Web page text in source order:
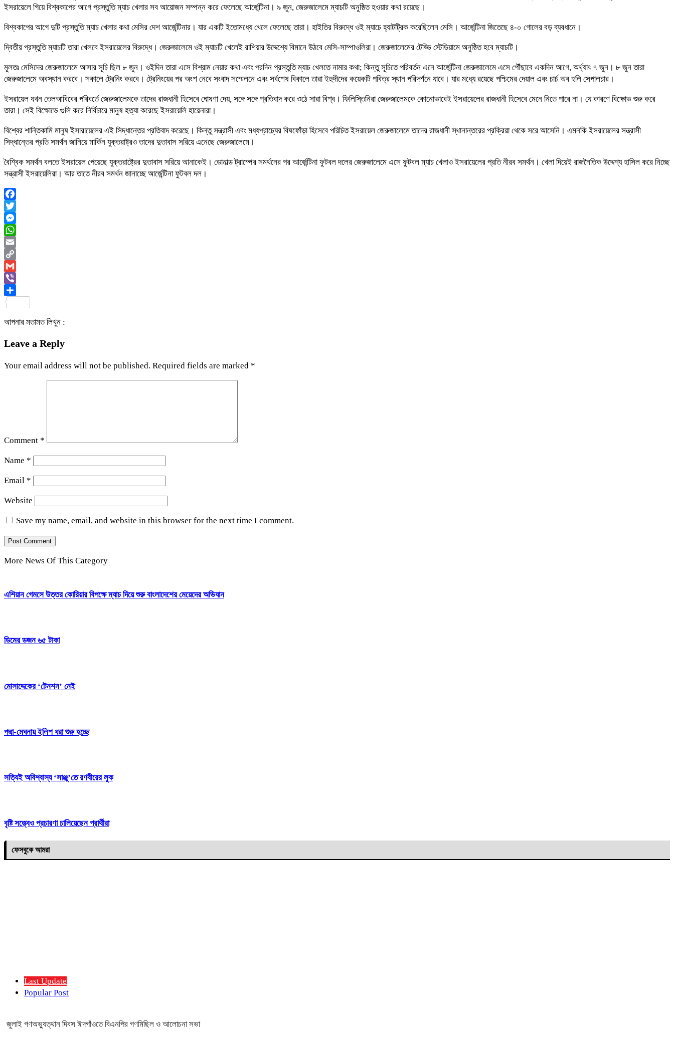
ইসরায়েলে গিয়ে বিশ্বকাপের আগে প্রস্তুতি ম্যাচ খেলার সব আয়োজন সম্পন্ন করে ফেলেছে আর্জেন্টিনা। ৯ জুন, জেরুজালেমে ম্যাচটি অনুষ্ঠিত হওয়ার কথা রয়েছে।
বিশ্বকাপের আগে দুটি প্রস্তুতি ম্যাচ খেলার কথা মেসির দেশ আর্জেন্টিনার। যার একটি ইতোমধ্যে খেলে ফেলেছে তারা। হাইতির বিরুদ্ধে ওই ম্যাচে হ্যাটট্রিক করেছিলেন মেসি। আর্জেন্টিনা জিতেছে ৪-০ গোলের বড় ব্যবধানে।
দ্বিতীয় প্রস্তুতি ম্যাচটি তারা খেলবে ইসরায়েলের বিরুদ্ধে। জেরুজালেমে ওই ম্যাচটি খেলেই রাশিয়ার উদ্দেশ্যে বিমানে উঠবে মেসি-সাম্পাওলিরা। জেরুজালেমের টেড্ডি স্টেডিয়ামে অনুষ্ঠিত হবে ম্যাচটি।
মূলতঃ মেসিদের জেরুজালেমে আসার সূচি ছিল ৮ জুন। ওইদিন তারা এসে বিশ্রাম নেয়ার কথা এবং পরদিন প্রস্তুতি ম্যাচ খেলতে নামার কথা; কিন্তু সূচিতে পরিবর্তন এনে আর্জেন্টিনা জেরুজালেমে এসে পৌঁছাবে একদিন আগে, অর্থ্যাৎ ৭ জুন। ৮ জুন তারা
জেরুজালেমে অবস্থান করবে। সকালে ট্রেনিং করবে। ট্রেনিংয়ের পর অংশ নেবে সংবাদ সম্মেলনে এবং সর্বশেষ বিকালে তারা ইহুদীদের কয়েকটি পবিত্র স্থান পরিদর্শনে যাবে। যার মধ্যে রয়েছে পশ্চিমের দেয়াল এবং চার্চ অব হলি সেপালচার।
ইসরায়েল যখন তেলআবিবের পরিবর্তে জেরুজালেমকে তাদের রাজধানী হিসেবে ঘোষণা দেয়, সঙ্গে সঙ্গে প্রতিবাদ করে ওঠে সারা বিশ্ব। ফিলিস্তিনিরা জেরুজালেমকে কোনোভাবেই ইসরায়েলের রাজধানী হিসেবে মেনে নিতে পারে না। যে কারণে বিক্ষোভ শুরু করে
তারা। সেই বিক্ষোভে গুলি করে নির্বিচারে মানুষ হত্যা করেছে ইসরায়েলি হায়েনারা।
বিশ্বের শান্তিকামি মানুষ ইসারায়েলের এই সিদ্ধান্তের প্রতিবাদ করেছে। কিন্তু সন্ত্রাসী এবং মধ্যপ্রাচ্যের বিষফোঁড়া হিসেবে পরিচিত ইসরায়েল জেরুজালেমে তাদের রাজধানী স্থানান্তরের প্রক্রিয়া থেকে সরে আসেনি। এমনকি ইসরায়েলের সন্ত্রাসী
সিদ্ধান্তের প্রতি সমর্থন জানিয়ে মার্কিন যুক্তরাষ্ট্রও তাদের দুতাবাস সরিয়ে এনেছে জেরুজালেমে।
বৈশ্বিক সমর্থন বলতে ইসরায়েল পেয়েছে যুক্তরাষ্ট্রের দুতাবাস সরিয়ে আনাকেই। ডোনাল্ড ট্রাম্পের সমর্থনের পর আর্জেন্টিনা ফুটবল দলের জেরুজালেমে এসে ফুটবল ম্যাচ খেলাও ইসরায়েলের প্রতি নীরব সমর্থন। খেলা দিয়েই রাজনৈতিক উদ্দেশ্য হাসিল করে নিচ্ছে
সন্ত্রাসী ইসরায়েলিরা। আর তাতে নীরব সমর্থন জানাচ্ছে আর্জেন্টিনা ফুটবল দল।
Facebook
Twitter
Messenger
WhatsApp
Email
Copy
Link
Gmail
Viber
আপনার মতামত লিখুন :
Leave a Reply
Your email address will not be published. Required fields are marked *
Comment *
Name *
Email *
Website
Save my name, email, and website in this browser for the next time I comment.
More News Of This Category
এশিয়ান গেমসে উত্তর কোরিয়ার বিপক্ষে ম্যাচ দিয়ে শুরু বাংলাদেশের মেয়েদের অভিযান
ডিমের ডজন ৬৫ টাকা
মোসাদ্দেকের ‘টেনশন’ নেই
পদ্মা-মেঘনায় ইলিশ ধরা শুরু হচ্ছে
সত্যিই অবিশ্বাস্য ‘সাঞ্জু’তে রণবীরের লুক
বৃষ্টি সত্ত্বেও প্রচারণা চালিয়েছেন প্রার্থীরা
ফেসবুকে আমরা
Last Update
Popular Post
জুলাই গণঅভ্যুত্থান দিবস ঈদগাঁওতে বিএনপির গণমিছিল ও আলোচনা সভা